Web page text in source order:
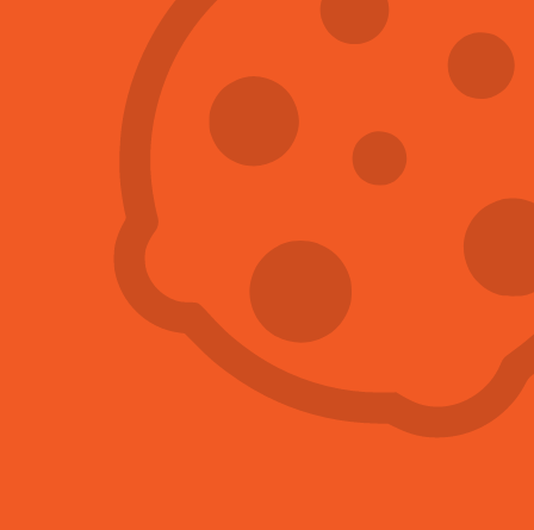
Hubení švábů
Hubení mravenců
Více informací